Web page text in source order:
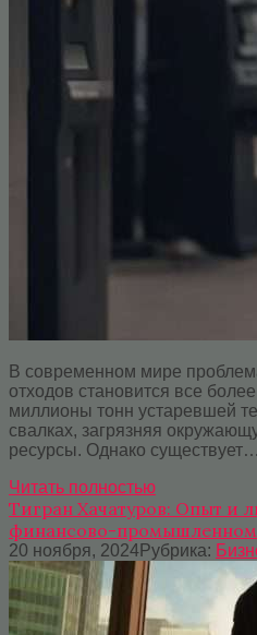
В современном мире
отходов становится все
миллионы тонн устаревшей
свалках, загрязняя
ресурсы. Однако существует…
Читать полностью
Тигран Хачатуров: Опыт и
финансово-промышленном
20 ноября, 2024Рубрика: